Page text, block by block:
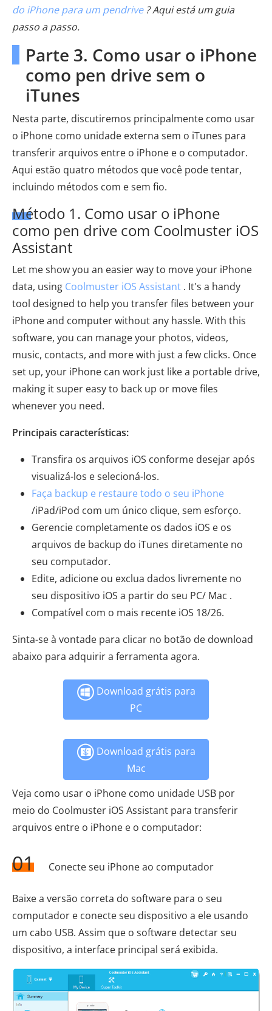
do iPhone para um pendrive? Aqui está um guia
passo a passo.
Parte 3. Como usar o iPhone
como pen drive sem o
iTunes
Nesta parte, discutiremos principalmente como usar
o iPhone como unidade externa sem o iTunes para
transferir arquivos entre o iPhone e o computador.
Aqui estão quatro métodos que você pode tentar,
incluindo métodos com e sem fio.
Método 1. Como usar o iPhone
como pen drive com Coolmuster iOS
Assistant
Let me show you an easier way to move your iPhone
data, using Coolmuster iOS Assistant . It's a handy
tool designed to help you transfer files between your
iPhone and computer without any hassle. With this
software, you can manage your photos, videos,
music, contacts, and more with just a few clicks. Once
set up, your iPhone can work just like a portable drive,
making it super easy to back up or move files
whenever you need.
Principais características:
Transfira os arquivos iOS conforme desejar após
visualizá-los e selecioná-los.
Faça backup e restaure todo o seu iPhone
/iPad/iPod com um único clique, sem esforço.
Gerencie completamente os dados iOS e os
arquivos de backup do iTunes diretamente no
seu computador.
Edite, adicione ou exclua dados livremente no
seu dispositivo iOS a partir do seu PC/ Mac .
Compatível com o mais recente iOS 18/26.
Sinta-se à vontade para clicar no botão de download
abaixo para adquirir a ferramenta agora.
Download grátis para
PC
Download grátis para
Mac
Veja como usar o iPhone como unidade USB por
meio do Coolmuster iOS Assistant para transferir
arquivos entre o iPhone e o computador:
01 Conecte seu iPhone ao computador
Baixe a versão correta do software para o seu
computador e conecte seu dispositivo a ele usando
um cabo USB. Assim que o software detectar seu
dispositivo, a interface principal será exibida.